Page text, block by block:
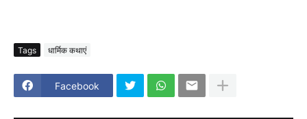
Tags धार्मिक कथाएं
Facebook